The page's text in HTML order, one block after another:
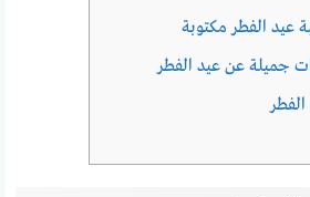
عيد الفطر مكتوبة
جميلة عن عيد الفطر